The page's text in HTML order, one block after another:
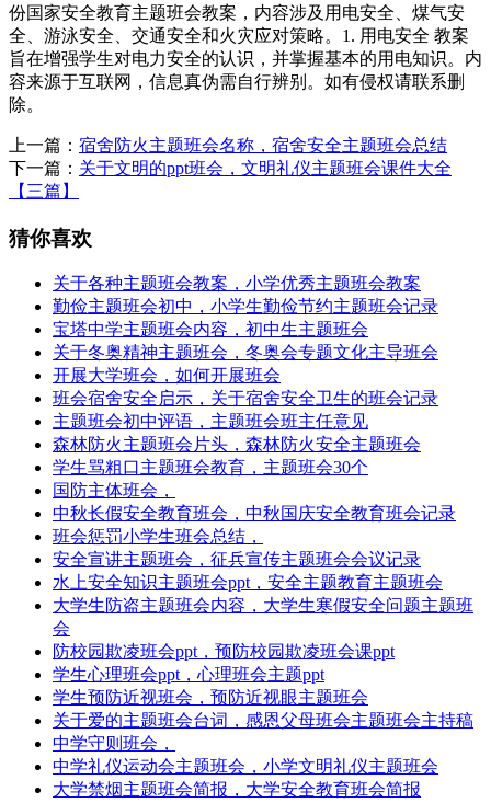
份国家安全教育主题班会教案，内容涉及用电安全、煤气安
全、游泳安全、交通安全和火灾应对策略。1. 用电安全 教案
旨在增强学生对电力安全的认识，并掌握基本的用电知识。内
容来源于互联网，信息真伪需自行辨别。如有侵权请联系删
除。
上一篇： 宿舍防火主题班会名称，宿舍安全主题班会总结
下一篇： 关于文明的ppt班会，文明礼仪主题班会课件大全
【三篇】
猜你喜欢
关于各种主题班会教案，小学优秀主题班会教案
勤俭主题班会初中，小学生勤俭节约主题班会记录
宝塔中学主题班会内容，初中生主题班会
关于冬奥精神主题班会，冬奥会专题文化主导班会
开展大学班会，如何开展班会
班会宿舍安全启示，关于宿舍安全卫生的班会记录
主题班会初中评语，主题班会班主任意见
森林防火主题班会片头，森林防火安全主题班会
学生骂粗口主题班会教育，主题班会30个
国防主体班会，
中秋长假安全教育班会，中秋国庆安全教育班会记录
班会惩罚小学生班会总结，
安全宣讲主题班会，征兵宣传主题班会会议记录
水上安全知识主题班会ppt，安全主题教育主题班会
大学生防盗主题班会内容，大学生寒假安全问题主题班
会
防校园欺凌班会ppt，预防校园欺凌班会课ppt
学生心理班会ppt，心理班会主题ppt
学生预防近视班会，预防近视眼主题班会
关于爱的主题班会台词，感恩父母班会主题班会主持稿
中学守则班会，
中学礼仪运动会主题班会，小学文明礼仪主题班会
大学禁烟主题班会简报，大学安全教育班会简报